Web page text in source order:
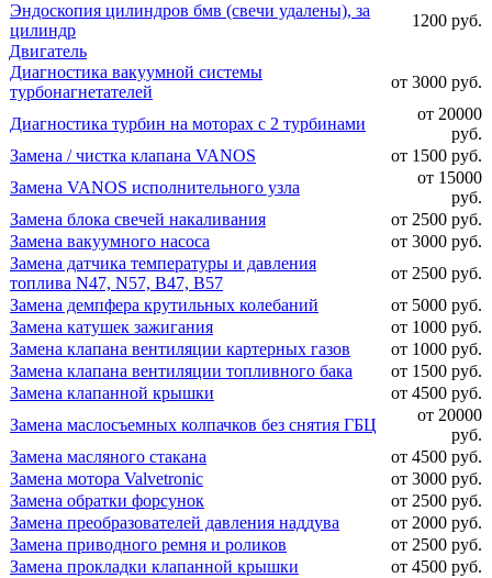
Эндоскопия цилиндров бмв (свечи удалены), за
цилиндр
1200 руб.
Двигатель
Диагностика вакуумной системы
турбонагнетателей
от 3000 руб.
Диагностика турбин на моторах с 2 турбинами
от 20000
руб.
Замена / чистка клапана VANOS
от 1500 руб.
Замена VANOS исполнительного узла
от 15000
руб.
Замена блока свечей накаливания
от 2500 руб.
Замена вакуумного насоса
от 3000 руб.
Замена датчика температуры и давления
топлива N47, N57, B47, B57
от 2500 руб.
Замена демпфера крутильных колебаний
от 5000 руб.
Замена катушек зажигания
от 1000 руб.
Замена клапана вентиляции картерных газов
от 1000 руб.
Замена клапана вентиляции топливного бака
от 1500 руб.
Замена клапанной крышки
от 4500 руб.
Замена маслосъемных колпачков без снятия ГБЦ
от 20000
руб.
Замена масляного стакана
от 4500 руб.
Замена мотора Valvetronic
от 3000 руб.
Замена обратки форсунок
от 2500 руб.
Замена преобразователей давления наддува
от 2000 руб.
Замена приводного ремня и роликов
от 2500 руб.
Замена прокладки клапанной крышки
от 4500 руб.